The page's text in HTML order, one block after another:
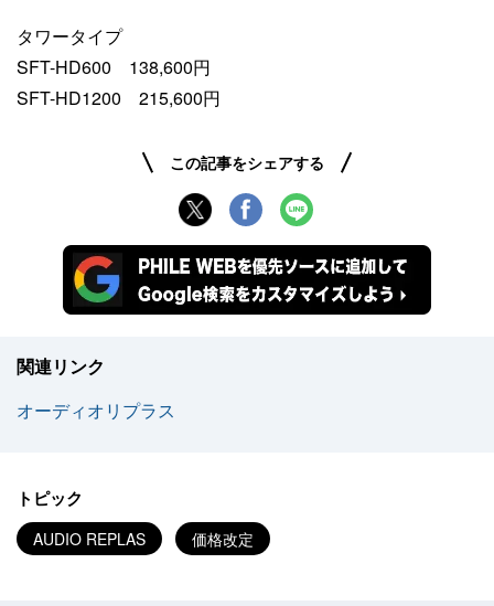
タワータイプ
SFT-HD600 138,600円
SFT-HD1200 215,600円
この記事をシェアする
関連リンク
オーディオリプラス
トピック
AUDIO REPLAS 価格改定